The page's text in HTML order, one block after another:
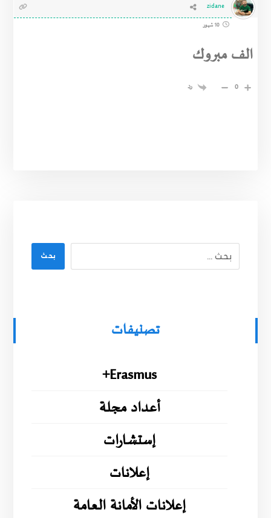
zidane
10 شهور
الف مبروك
0 رد
بحث
تصنيفات
Erasmus+
أعداد مجلة
إستشارات
إعلانات
إعلانات الأمانة العامة